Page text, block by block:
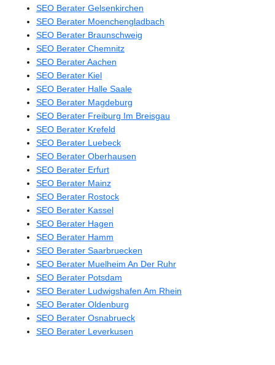
SEO Berater Gelsenkirchen
SEO Berater Moenchengladbach
SEO Berater Braunschweig
SEO Berater Chemnitz
SEO Berater Aachen
SEO Berater Kiel
SEO Berater Halle Saale
SEO Berater Magdeburg
SEO Berater Freiburg Im Breisgau
SEO Berater Krefeld
SEO Berater Luebeck
SEO Berater Oberhausen
SEO Berater Erfurt
SEO Berater Mainz
SEO Berater Rostock
SEO Berater Kassel
SEO Berater Hagen
SEO Berater Hamm
SEO Berater Saarbruecken
SEO Berater Muelheim An Der Ruhr
SEO Berater Potsdam
SEO Berater Ludwigshafen Am Rhein
SEO Berater Oldenburg
SEO Berater Osnabrueck
SEO Berater Leverkusen